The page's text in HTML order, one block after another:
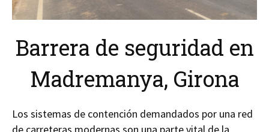
Barrera de seguridad en
Madremanya, Girona
Los sistemas de contención demandados por una red